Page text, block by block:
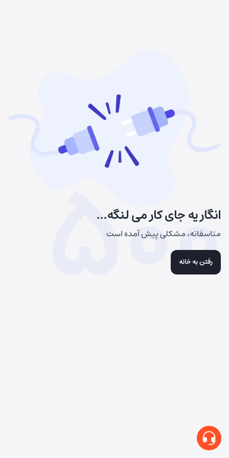
انگار یه جای کار می لنگه...
متاسفانه، مشکلی پیش آمده است
رفتن به خانه
500